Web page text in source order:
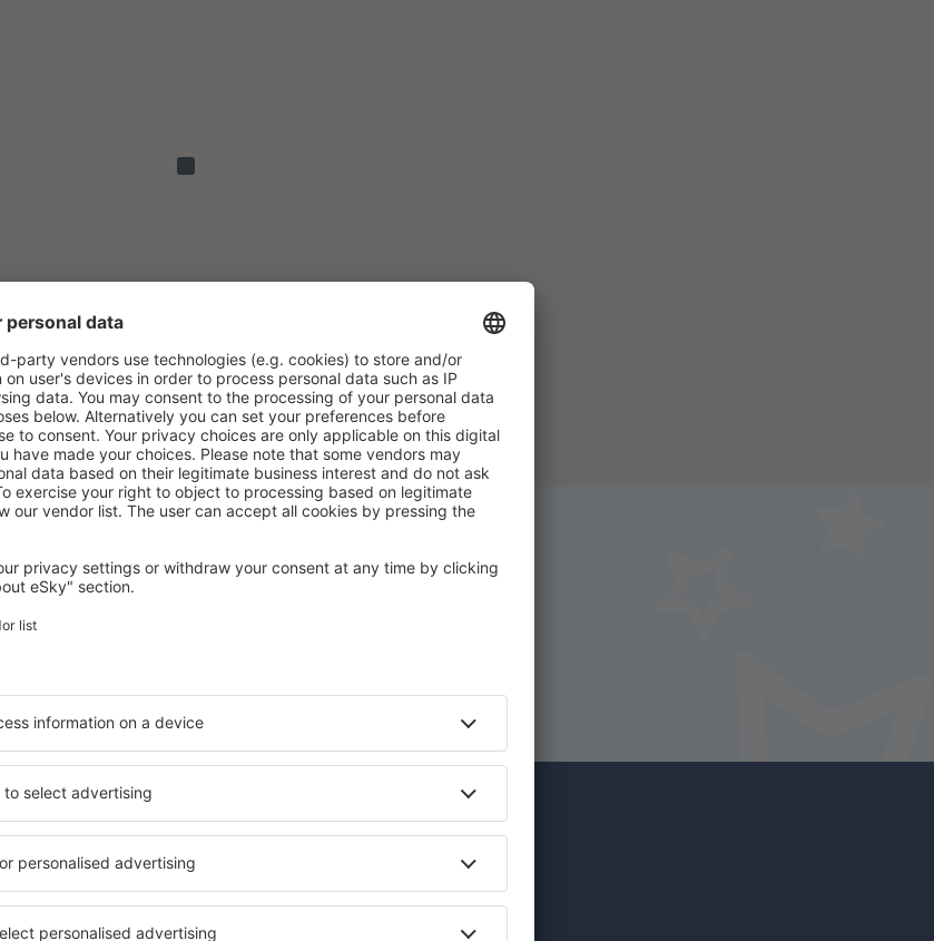
Rezervă un pachet Zbor + Hotel
Explorează
la newsletter călătoresc mai
mult cu mai puțin